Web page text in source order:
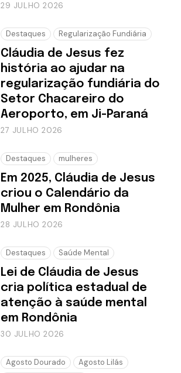
29 JULHO 2026
Destaques Regularização Fundiária
Cláudia de Jesus fez
história ao ajudar na
regularização fundiária do
Setor Chacareiro do
Aeroporto, em Ji-Paraná
27 JULHO 2026
Destaques mulheres
Em 2025, Cláudia de Jesus
criou o Calendário da
Mulher em Rondônia
28 JULHO 2026
Destaques Saúde Mental
Lei de Cláudia de Jesus
cria política estadual de
atenção à saúde mental
em Rondônia
30 JULHO 2026
Agosto Dourado
Agosto Lilás